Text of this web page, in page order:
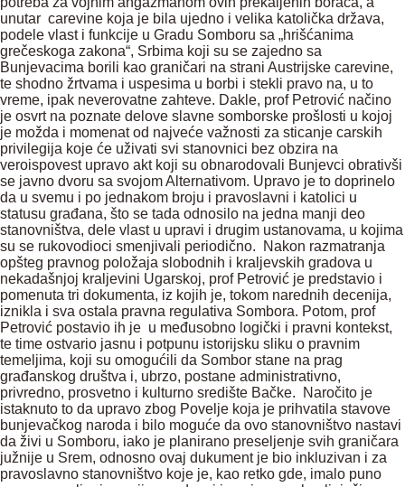
unutar carevine koja je bila ujedno i velika katolička država,
podele vlast i funkcije u Gradu Somboru sa „hrišćanima
grečeskoga zakona“, Srbima koji su se zajedno sa
Bunjevacima borili kao graničari na strani Austrijske carevine,
te shodno žrtvama i uspesima u borbi i stekli pravo na, u to
vreme, ipak neverovatne zahteve. Dakle, prof Petrović načino
je osvrt na poznate delove slavne somborske prošlosti u kojoj
je možda i momenat od najveće važnosti za sticanje carskih
privilegija koje će uživati svi stanovnici bez obzira na
veroispovest upravo akt koji su obnarodovali Bunjevci obrativši
se javno dvoru sa svojom Alternativom. Upravo je to doprinelo
da u svemu i po jednakom broju i pravoslavni i katolici u
statusu građana, što se tada odnosilo na jedna manji deo
stanovništva, dele vlast u upravi i drugim ustanovama, u kojima
su se rukovodioci smenjivali periodično. Nakon razmatranja
opšteg pravnog položaja slobodnih i kraljevskih gradova u
nekadašnjoj kraljevini Ugarskoj, prof Petrović je predstavio i
pomenuta tri dokumenta, iz kojih je, tokom narednih decenija,
iznikla i sva ostala pravna regulativa Sombora. Potom, prof
Petrović postavio ih je u međusobno logički i pravni kontekst,
te time ostvario jasnu i potpunu istorijsku sliku o pravnim
temeljima, koji su omogućili da Sombor stane na prag
građanskog društva i, ubrzo, postane administrativno,
privredno, prosvetno i kulturno središte Bačke. Naročito je
istaknuto to da upravo zbog Povelje koja je prihvatila stavove
bunjevačkog naroda i bilo moguće da ovo stanovništvo nastavi
da živi u Somboru, iako je planirano preseljenje svih graničara
južnije u Srem, odnosno ovaj dukument je bio inkluzivan i za
pravoslavno stanovništvo koje je, kao retko gde, imalo puno